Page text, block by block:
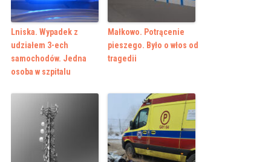
Lniska. Wypadek z
udziałem 3-ech
samochodów. Jedna
osoba w szpitalu
Małkowo. Potrącenie
pieszego. Było o włos od
tragedii